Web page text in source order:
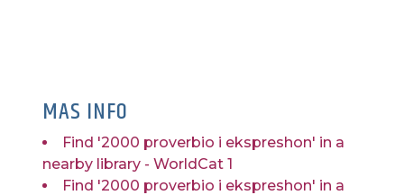
MAS INFO
Find '2000 proverbio i ekspreshon' in a
nearby library - WorldCat 1
Find '2000 proverbio i ekspreshon' in a